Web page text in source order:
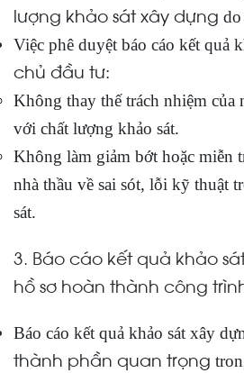
lượng khảo sát xây dựng
Việc phê duyệt báo cáo kết quả
chủ đầu tư:
Không thay thế trách nhiệm của
với chất lượng khảo sát.
Không làm giảm bớt hoặc miễn
nhà thầu về sai sót, lỗi kỹ thuật
sát.
3. Báo cáo kết quả khảo
hồ sơ hoàn thành công
Báo cáo kết quả khảo sát xây
thành phần quan trọng